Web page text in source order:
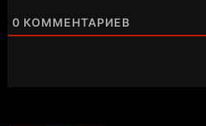
0 КОММЕНТАРИЕВ